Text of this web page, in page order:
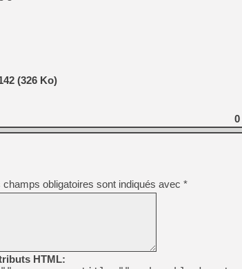
(326 Ko)
0
champs obligatoires sont indiqués avec *
HTML: